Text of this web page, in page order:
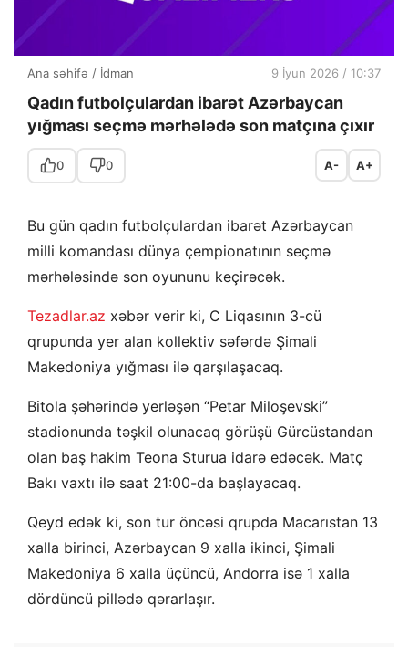
Ana səhifə / İdman 9 İyun 2026 / 10:37
Qadın futbolçulardan ibarət Azərbaycan
yığması seçmə mərhələdə son matçına çıxır
0 0 A- A+
Bu gün qadın futbolçulardan ibarət Azərbaycan
milli komandası dünya çempionatının seçmə
mərhələsində son oyununu keçirəcək.
Tezadlar.az xəbər verir ki, C Liqasının 3-cü
qrupunda yer alan kollektiv səfərdə Şimali
Makedoniya yığması ilə qarşılaşacaq.
Bitola şəhərində yerləşən “Petar Miloşevski”
stadionunda təşkil olunacaq görüşü Gürcüstandan
olan baş hakim Teona Sturua idarə edəcək. Matç
Bakı vaxtı ilə saat 21:00-da başlayacaq.
Qeyd edək ki, son tur öncəsi qrupda Macarıstan 13
xalla birinci, Azərbaycan 9 xalla ikinci, Şimali
Makedoniya 6 xalla üçüncü, Andorra isə 1 xalla
dördüncü pillədə qərarlaşır.